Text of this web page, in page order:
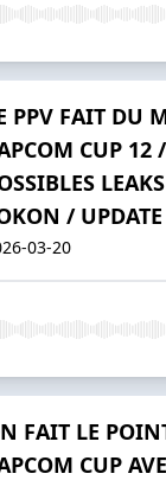
PPV FAIT DU
CUP 12
/
03-20
FAIT LE
CUP